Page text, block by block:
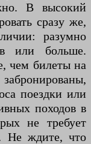
В высокий
сразу же,
разумно
или больше.
чем билеты на
поездки или
походов в
не требует
Не ждите, что